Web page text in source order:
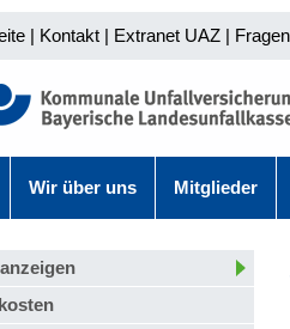
| Kontakt | Extranet UAZ |
Wir über uns Mitglieder